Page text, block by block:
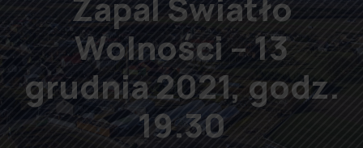
Wolności – 13
grudnia 2021, godz.
19.30